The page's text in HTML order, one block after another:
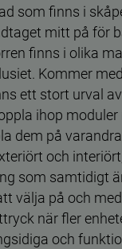
som finns i
mitt på för
finns i olika
Kommer
ett stort urval
ihop
dem på
och
som samtidigt
välja på och
när fler
och